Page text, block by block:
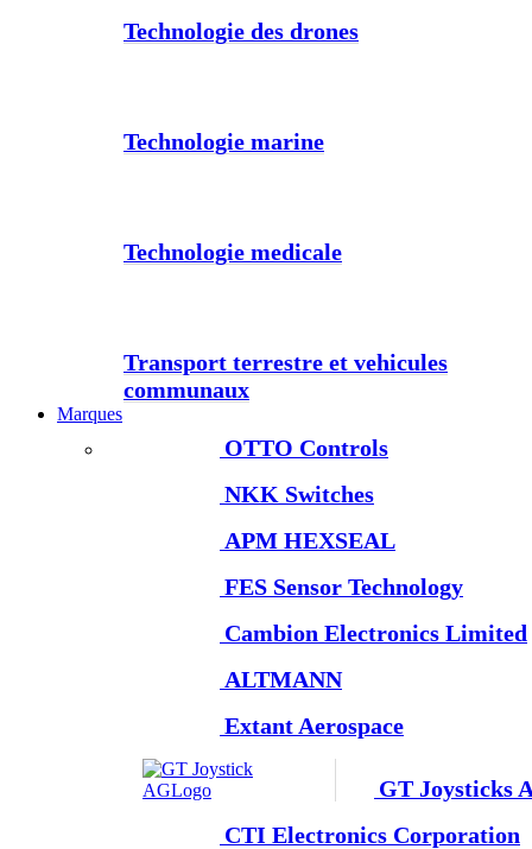
Technologie des drones
Technologie marine
Technologie medicale
Transport terrestre et vehicules
communaux
Marques
OTTO Controls
NKK Switches
APM HEXSEAL
FES Sensor Technology
Cambion Electronics Limited
ALTMANN
Extant Aerospace
GT Joysticks
CTI Electronics Corporation